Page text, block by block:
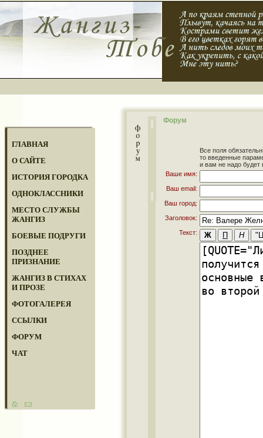
ГЛАВНАЯ
О САЙТЕ
ИСТОРИЯ ГОРОДКА
ОДНОКЛАССНИКИ
МЕСТО СЛУЖБЫ
ЖАНГИЗ
БОЕВЫЕ ПОДРУГИ
ПОЗДНЕЕ
ПРИЗНАНИЕ
ЖАНГИЗ В СТИХАХ
И ПРОЗЕ
ФОТОГАЛЕРЕЯ
ССЫЛКИ
ФОРУМ
ЧАТ
Форум
Все поля
то введенные
и вам не надо будет
Ваше имя:
Ваш email:
Ваш город:
Заголовок:
Текст: